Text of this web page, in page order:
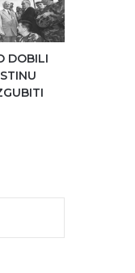
DOBILI